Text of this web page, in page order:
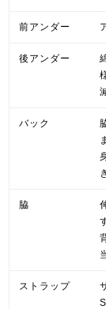
前アンダー
後アンダー
バック
脇
ストラップ